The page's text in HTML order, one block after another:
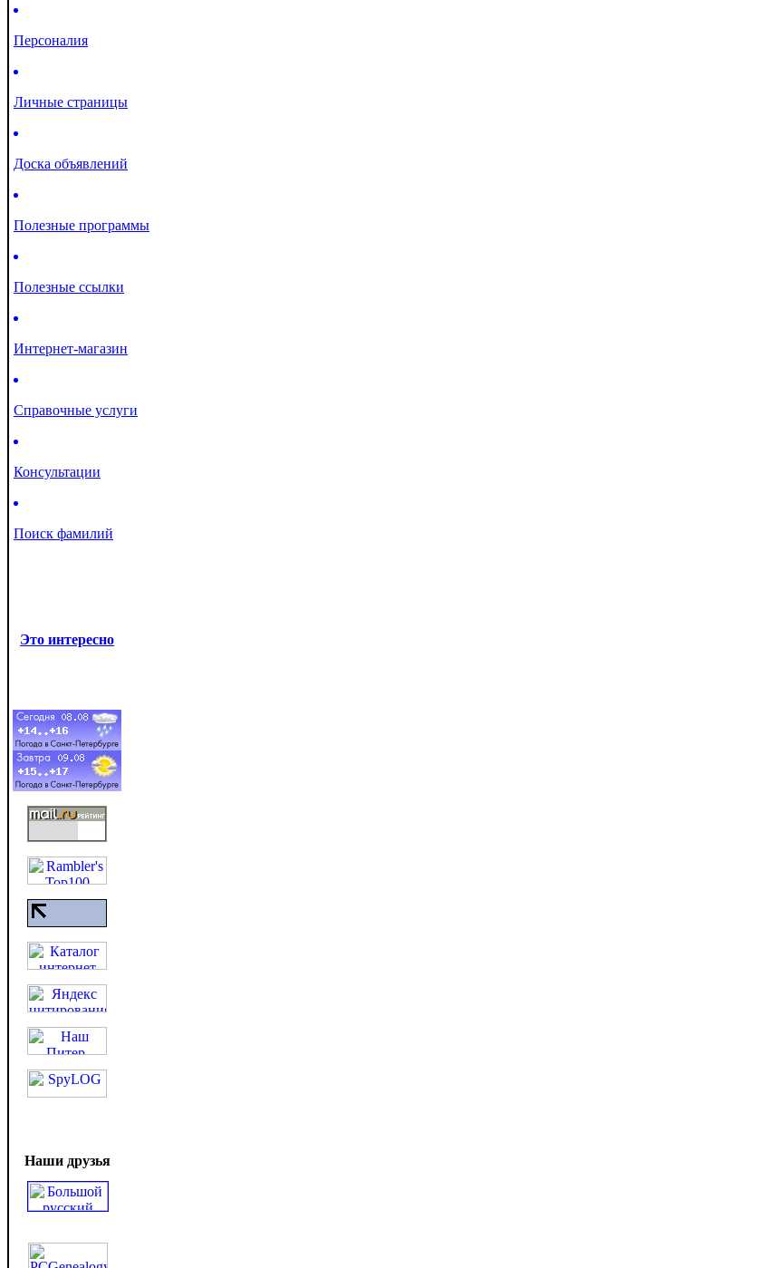
Персоналия
Личные страницы
Доска объявлений
Полезные программы
Полезные ссылки
Интернет-магазин
Справочные услуги
Консультации
Поиск фамилий
Это интересно
Наши друзья